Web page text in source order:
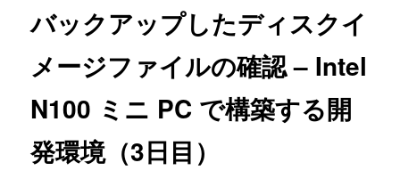
ー
ョ
バックアップしたディスクイ
メージファイルの確認 – Intel
N100 ミニ PC で構築する開
発環境（3日目）